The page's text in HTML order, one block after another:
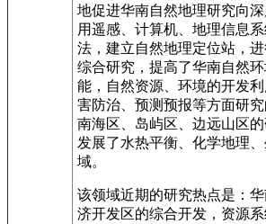
地促进华南自然地理研究向
用遥感、计算机、地理信息
法，建立自然地理定位站，
综合研究，提高了华南自然
能，自然资源、环境的开发
害防治、预测预报等方面研
南海区、岛屿区、边远山区的
发展了水热平衡、化学地理
域。
该领域近期的研究热点是：
济开发区的综合开发，资源